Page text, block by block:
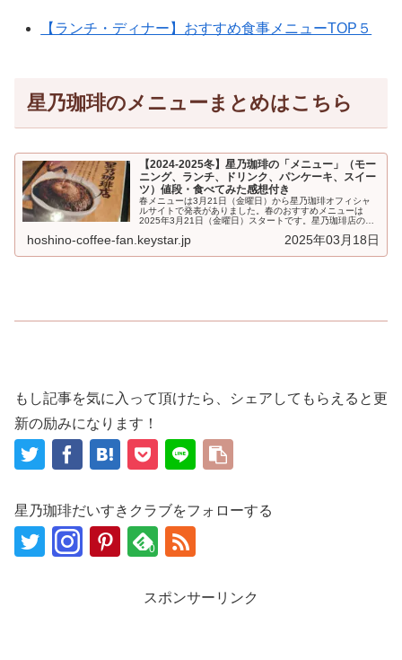
【ランチ・ディナー】おすすめ食事メニューTOP５
星乃珈琲のメニューまとめはこちら
【2024-2025冬】星乃珈琲の「メニュー」（モー
ニング、ランチ、ドリンク、パンケーキ、スイー
ツ）値段・食べてみた感想付き
春メニューは3月21日（金曜日）から星乃珈琲オフィシャ
ルサイトで発表がありました。春のおすすめメニューは
2025年3月21日（金曜日）スタートです。星乃珈琲店の
hoshino-coffee-fan.keystar.jp 2025年03月18日
もし記事を気に入って頂けたら、シェアしてもらえると更
新の励みになります！
星乃珈琲だいすきクラブをフォローする
0
スポンサーリンク